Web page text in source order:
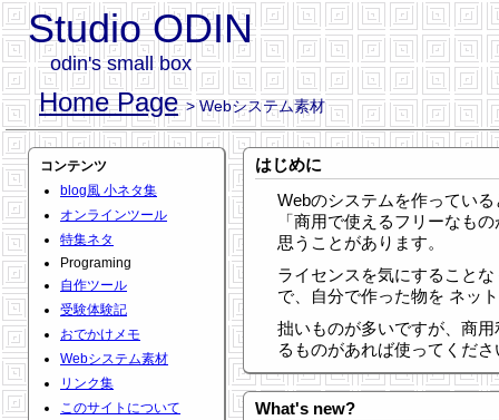
Studio ODIN
odin's small box
Home Page > Webシステム素材
コンテンツ
blog風 小ネタ集
オンラインツール
特集ネタ
Programing
自作ツール
受験体験記
おでかけメモ
Webシステム素材
リンク集
このサイトについて
はじめに
Webのシステムを作ってい
「商用で使えるフリーなも
思うことがあります。
ライセンスを気にすること
で、自分で作った物を ネッ
拙いものが多いですが、商
るものがあれば使ってくださ
What's new?